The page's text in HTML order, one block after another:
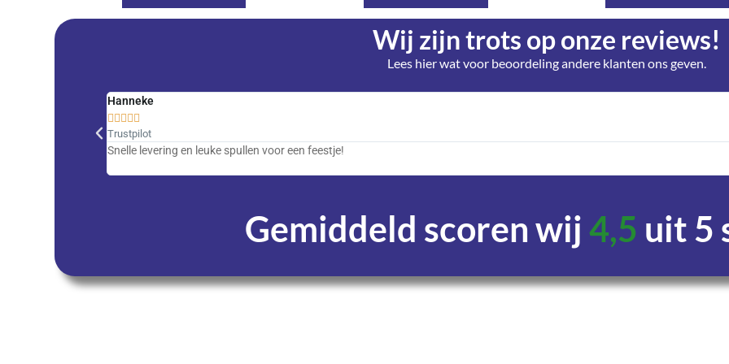
Wij zijn trots op onze reviews!
Lees hier wat voor beoordeling andere klanten ons geven.
Hanneke
    
Trustpilot
Snelle levering en leuke spullen voor een feestje!
Gemiddeld scoren wij4,5 uit 5